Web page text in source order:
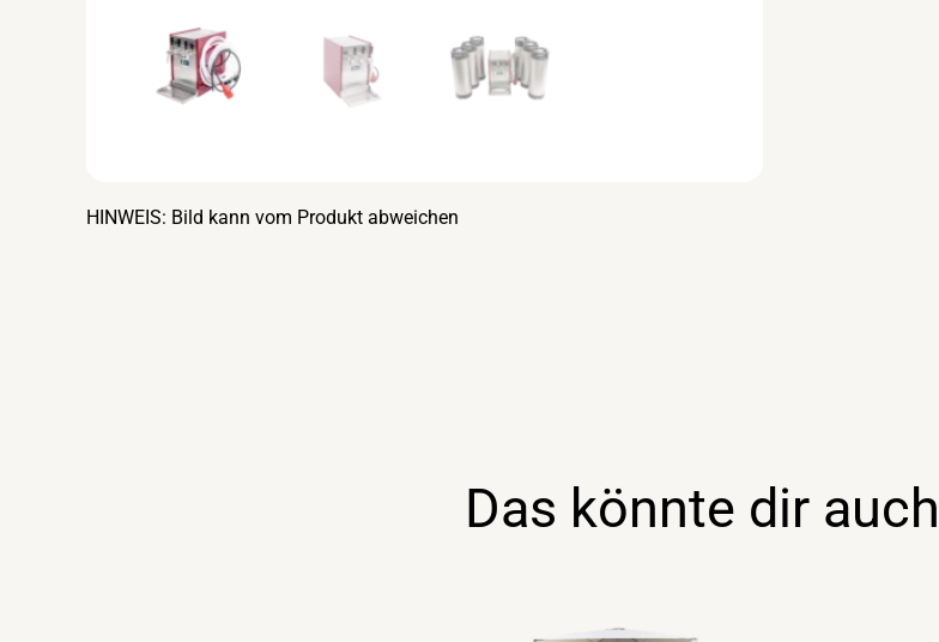
HINWEIS: Bild kann vom Produkt abweichen
Das könnte dir